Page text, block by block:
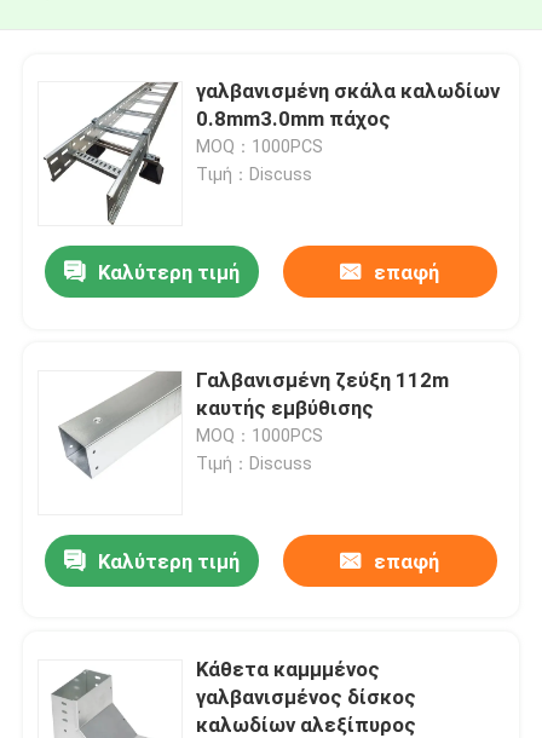
γαλβανισμένη σκάλα καλωδίων
0.8mm3.0mm πάχος
MOQ：1000PCS
Τιμή：Discuss
Καλύτερη τιμή επαφή
Γαλβανισμένη ζεύξη 112m
καυτής εμβύθισης
MOQ：1000PCS
Τιμή：Discuss
Καλύτερη τιμή επαφή
Κάθετα καμμμένος
γαλβανισμένος δίσκος
καλωδίων αλεξίπυρος